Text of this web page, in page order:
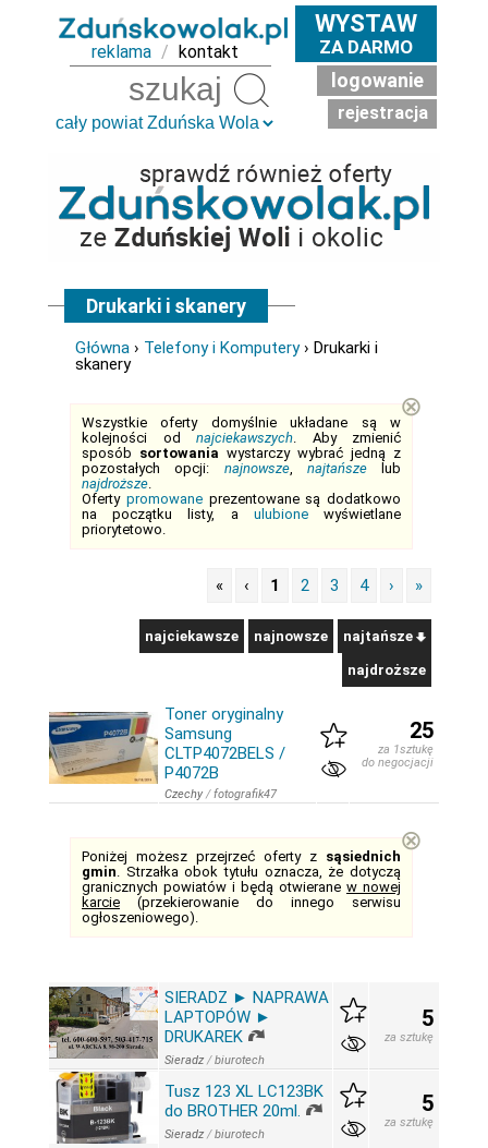
reklama / kontakt
WYSTAW
ZA DARMO
logowanie
rejestracja
Drukarki i skanery
Główna › Telefony i Komputery› Drukarki i
skanery
Wszystkie oferty domyślnie układane są w
kolejności od najciekawszych. Aby zmienić
sposób sortowania wystarczy wybrać jedną z
pozostałych opcji: najnowsze, najtańszelub
najdroższe.
Oferty promowaneprezentowane są dodatkowo
na początku listy, a ulubionewyświetlane
priorytetowo.
⊗
« ‹ 1 2 3 4 › »
najciekawsze najnowsze najtańsze
najdroższe
Toner oryginalny
Samsung
CLTP4072BELS /
P4072B
Czechy /fotografik47
25
za 1sztukę
do negocjacji
Poniżej możesz przejrzeć oferty z sąsiednich
gmin. Strzałka obok tytułu oznacza, że dotyczą
granicznych powiatów i będą otwierane w nowej
karcie (przekierowanie do innego serwisu
ogłoszeniowego).
⊗
SIERADZ ► NAPRAWA
LAPTOPÓW ►
DRUKAREK
Sieradz /biurotech
5
za sztukę
Tusz 123 XL LC123BK
do BROTHER 20ml.
Sieradz /biurotech
5
za sztukę